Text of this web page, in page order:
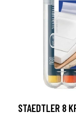
STAEDTLER 8